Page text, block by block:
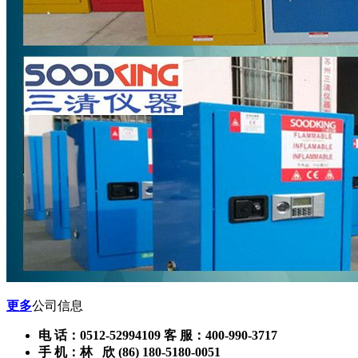
更多公司信息
电 话：0512-52994109 客 服：400-990-3717
手 机：林 欣 (86) 180-5180-0051